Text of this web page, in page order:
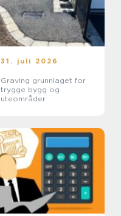
31. juli 2026
Graving grunnlaget for
trygge bygg og
uteområder